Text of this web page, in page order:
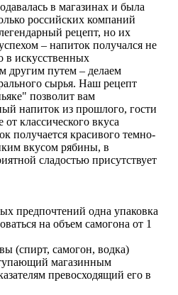
в магазинах и была
российских компаний
рецепт, но их
– напиток получался не
в искусственных
другим путем – делаем
сырья. Наш рецепт
позволит вам
напиток из прошлого, гости
от классического вкуса
получается красивого темно-
вкусом рябины, в
сладостью присутствует
предпочтений одна упаковка
на объем самогона от 1
(спирт, самогон, водка)
магазинным
превосходящий его в